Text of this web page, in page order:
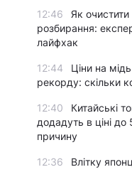
12:46
Як
розбирання:
лайфхак
12:44
Ціни на
рекорду: скільки
12:40
Китайські
додадуть в ціні
причину
12:36
Влітку